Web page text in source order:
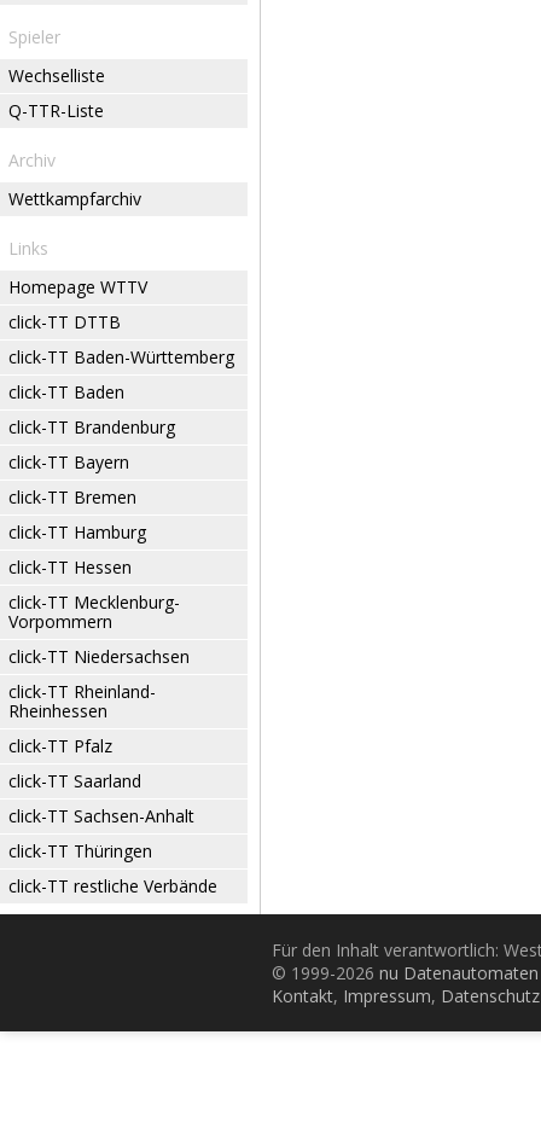
Spieler
Wechselliste
Q-TTR-Liste
Archiv
Wettkampfarchiv
Links
Homepage WTTV
click-TT DTTB
click-TT Baden-Württemberg
click-TT Baden
click-TT Brandenburg
click-TT Bayern
click-TT Bremen
click-TT Hamburg
click-TT Hessen
click-TT Mecklenburg-
Vorpommern
click-TT Niedersachsen
click-TT Rheinland-
Rheinhessen
click-TT Pfalz
click-TT Saarland
click-TT Sachsen-Anhalt
click-TT Thüringen
click-TT restliche Verbände
Für den Inhalt verantwortlich:
© 1999-2026 nu
Kontakt, Impressum, Datenschutz